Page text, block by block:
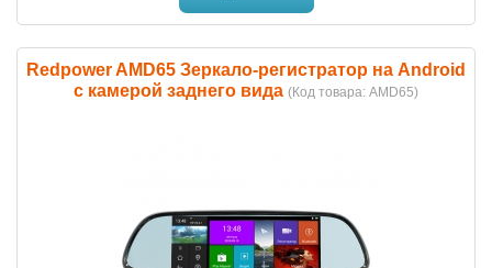
Redpower AMD65 Зеркало-регистратор на Android
с камерой заднего вида (Код товара: AMD65)